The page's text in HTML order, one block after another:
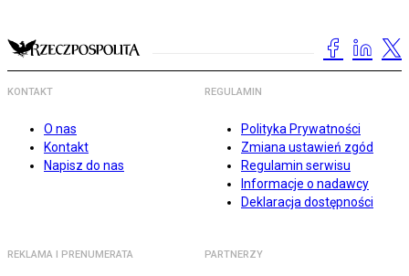
KONTAKT
O nas
Kontakt
Napisz do nas
REGULAMIN
Polityka Prywatności
Zmiana ustawień zgód
Regulamin serwisu
Informacje o nadawcy
Deklaracja dostępności
REKLAMA I PRENUMERATA PARTNERZY